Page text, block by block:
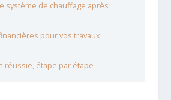
système de chauffage après
pour vos travaux
réussie, étape par étape